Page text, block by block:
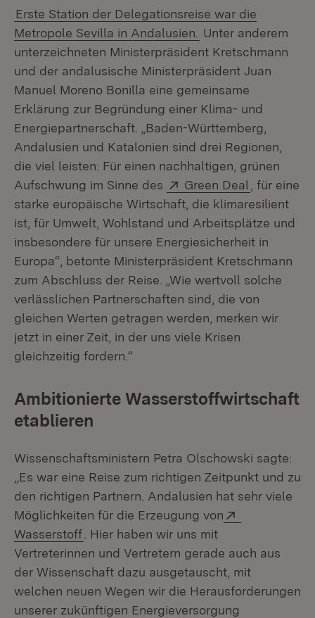
Erste Station der Delegationsreise war die
Metropole Sevilla in Andalusien.
Unter anderem
unterzeichneten Ministerpräsident Kretschmann
und der andalusische Ministerpräsident Juan
Manuel Moreno Bonilla eine gemeinsame
Erklärung zur Begründung einer Klima- und
Energiepartnerschaft. „Baden-Württemberg,
Andalusien und Katalonien sind drei Regionen,
die viel leisten: Für einen nachhaltigen, grünen
Aufschwung im Sinne des
Extern:
Green Deal (Öffnet in
, für eine
starke europäische Wirtschaft, die klimaresilient
ist, für Umwelt, Wohlstand und Arbeitsplätze und
insbesondere für unsere Energiesicherheit in
Europa“, betonte Ministerpräsident Kretschmann
zum Abschluss der Reise. „Wie wertvoll solche
verlässlichen Partnerschaften sind, die von
gleichen Werten getragen werden, merken wir
jetzt in einer Zeit, in der uns viele Krisen
gleichzeitig fordern.“
Ambitionierte Wasserstoffwirtschaft
etablieren
Wissenschaftsministern Petra Olschowski sagte:
„Es war eine Reise zum richtigen Zeitpunkt und zu
den richtigen Partnern. Andalusien hat sehr viele
Möglichkeiten für die Erzeugung von
Wasserstoff (Öffnet in neuem Fenster)
. Hier haben wir uns mit
Vertreterinnen und Vertretern gerade auch aus
der Wissenschaft dazu ausgetauscht, mit
welchen neuen Wegen wir die Herausforderungen
unserer zukünftigen Energieversorgung